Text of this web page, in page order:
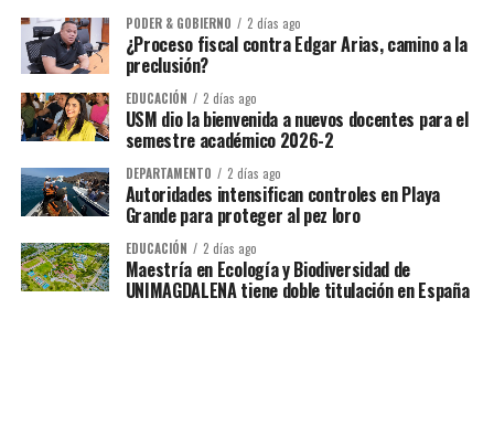
PODER & GOBIERNO 2 días ago
¿Proceso fiscal contra Edgar Arias, camino a la
preclusión?
EDUCACIÓN 2 días ago
USM dio la bienvenida a nuevos docentes para el
semestre académico 2026-2
DEPARTAMENTO 2 días ago
Autoridades intensifican controles en Playa
Grande para proteger al pez loro
EDUCACIÓN 2 días ago
Maestría en Ecología y Biodiversidad de
UNIMAGDALENA tiene doble titulación en España